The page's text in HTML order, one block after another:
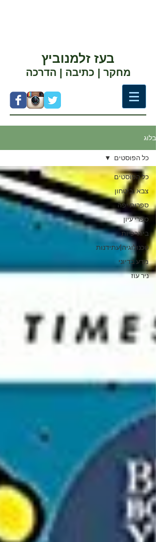
בעז זלמנוביץ
מחקר | כתיבה | הדרכה
בלוג
כל הפוסטים
צבא וביטחון
ספרות יפה
ספרי עיון
ביוגרפיות
טכנולוגיה|עתידנות
מדע בדיוני
ניר עוז
כל הפוסטים